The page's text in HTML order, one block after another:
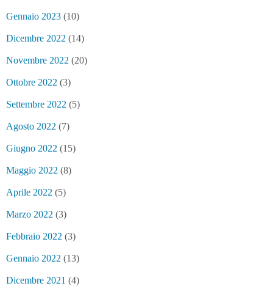
Gennaio 2023 (10)
Dicembre 2022 (14)
Novembre 2022 (20)
Ottobre 2022 (3)
Settembre 2022 (5)
Agosto 2022 (7)
Giugno 2022 (15)
Maggio 2022 (8)
Aprile 2022 (5)
Marzo 2022 (3)
Febbraio 2022 (3)
Gennaio 2022 (13)
Dicembre 2021 (4)